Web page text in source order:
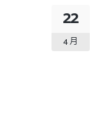
22
4 月